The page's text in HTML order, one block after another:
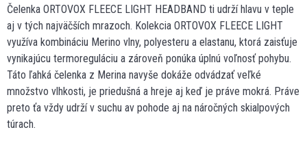
Čelenka ORTOVOX FLEECE LIGHT HEADBAND ti udrží hlavu v teple
aj v tých najväčších mrazoch. Kolekcia ORTOVOX FLEECE LIGHT
využíva kombináciu Merino vlny, polyesteru a elastanu, ktorá zaisťuje
vynikajúcu termoreguláciu a zároveň ponúka úplnú voľnosť pohybu.
Táto ľahká čelenka z Merina navyše dokáže odvádzať veľké
množstvo vlhkosti, je priedušná a hreje aj keď je práve mokrá. Práve
preto ťa vždy udrží v suchu av pohode aj na náročných skialpových
túrach.